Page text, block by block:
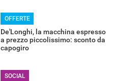
OFFERTE
De'Longhi, la macchina espresso
a prezzo piccolissimo: sconto da
capogiro
SOCIAL